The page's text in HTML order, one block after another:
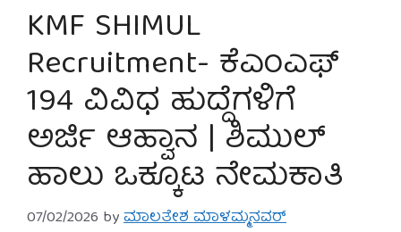
KMF SHIMUL
Recruitment- ಕೆಎಂಎಫ್
194 ವಿವಿಧ ಹುದ್ದೆಗಳಿಗೆ
ಅರ್ಜಿ ಆಹ್ವಾನ | ಶಿಮುಲ್
ಹಾಲು ಒಕ್ಕೂಟ ನೇಮಕಾತಿ
07/02/2026 byಮಾಲತೇಶ ಮಾಳಮ್ಮನವರ್